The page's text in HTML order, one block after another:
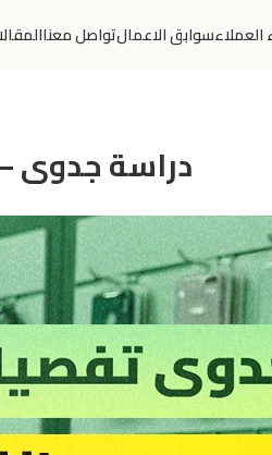
العملاءسوابق الاعمالتواصل معنا
دراسة جدوى